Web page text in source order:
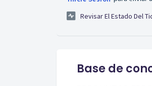
Revisar El Estado Del
Base de